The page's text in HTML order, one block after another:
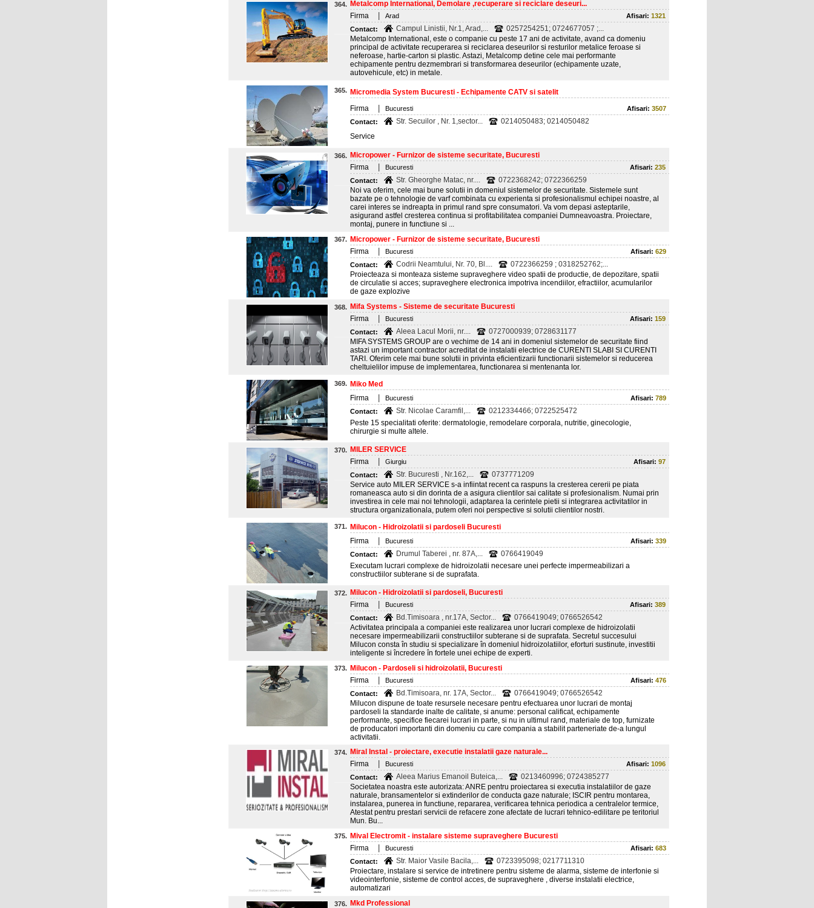
364. Metalcomp International, Demolare ,recuperare si reciclare deseuri...
Firma
Arad Afisari: 1321
Contact:
Campul Linistii, Nr.1, Arad,...
0257254251; 0724677057 ;...
Metalcomp International, este o companie cu peste 17 ani de activitate, avand ca domeniu
principal de activitate recuperarea si reciclarea deseurilor si resturilor metalice feroase si
neferoase, hartie-carton si plastic. Astazi, Metalcomp detine cele mai performante
echipamente pentru dezmembrari si transformarea deseurilor (echipamente uzate,
autovehicule, etc) in metale.
365. Micromedia System Bucuresti - Echipamente CATV si satelit
Firma
Bucuresti Afisari: 3507
Contact:
Str. Secuilor , Nr. 1,sector...
0214050483; 0214050482
Service
366. Micropower - Furnizor de sisteme securitate, Bucuresti
Firma
Bucuresti Afisari: 235
Contact:
Str. Gheorghe Matac, nr....
0722368242; 0722366259
Noi va oferim, cele mai bune solutii in domeniul sistemelor de securitate. Sistemele sunt
bazate pe o tehnologie de varf combinata cu experienta si profesionalismul echipei noastre, al
carei interes se indreapta in primul rand spre consumatori. Va vom depasi asteptarile,
asigurand astfel cresterea continua si profitabilitatea companiei Dumneavoastra. Proiectare,
montaj, punere in functiune si ...
367. Micropower - Furnizor de sisteme securitate, Bucuresti
Firma
Bucuresti Afisari: 629
Contact:
Codrii Neamtului, Nr. 70, Bl....
0722366259 ; 0318252762;...
Proiecteaza si monteaza sisteme supraveghere video spatii de productie, de depozitare, spatii
de circulatie si acces; supraveghere electronica impotriva incendiilor, efractiilor, acumularilor
de gaze explozive
368. Mifa Systems - Sisteme de securitate Bucuresti
Firma
Bucuresti Afisari: 159
Contact:
Aleea Lacul Morii, nr....
0727000939; 0728631177
MIFA SYSTEMS GROUP are o vechime de 14 ani in domeniul sistemelor de securitate fiind
astazi un important contractor acreditat de instalatii electrice de CURENTI SLABI SI CURENTI
TARI. Oferim cele mai bune solutii in privinta eficientizarii functionarii sistemelor si reducerea
cheltuielilor impuse de implementarea, functionarea si mentenanta lor.
369. Miko Med
Firma
Bucuresti Afisari: 789
Contact:
Str. Nicolae Caramfil,...
0212334466; 0722525472
Peste 15 specialitati oferite: dermatologie, remodelare corporala, nutritie, ginecologie,
chirurgie si multe altele.
370. MILER SERVICE
Firma
Giurgiu Afisari: 97
Contact:
Str. Bucuresti , Nr.162,...
0737771209
Service auto MILER SERVICE s-a infiintat recent ca raspuns la cresterea cererii pe piata
romaneasca auto si din dorinta de a asigura clientilor sai calitate si profesionalism. Numai prin
investirea in cele mai noi tehnologii, adaptarea la cerintele pietii si integrarea activitatilor in
structura organizationala, putem oferi noi perspective si solutii clientilor nostri.
371. Milucon - Hidroizolatii si pardoseli Bucuresti
Firma
Bucuresti Afisari: 339
Contact:
Drumul Taberei , nr. 87A,...
0766419049
Executam lucrari complexe de hidroizolatii necesare unei perfecte impermeabilizari a
constructiilor subterane si de suprafata.
372. Milucon - Hidroizolatii si pardoseli, Bucuresti
Firma
Bucuresti Afisari: 389
Contact:
Bd.Timisoara , nr.17A, Sector...
0766419049; 0766526542
Activitatea principala a companiei este realizarea unor lucrari complexe de hidroizolatii
necesare impermeabilizarii constructiilor subterane si de suprafata. Secretul succesului
Milucon consta în studiu si specializare în domeniul hidroizolatiilor, eforturi sustinute, investitii
inteligente si încredere în fortele unei echipe de experti.
373. Milucon - Pardoseli si hidroizolatii, Bucuresti
Firma
Bucuresti Afisari: 476
Contact:
Bd.Timisoara, nr. 17A, Sector...
0766419049; 0766526542
Milucon dispune de toate resursele necesare pentru efectuarea unor lucrari de montaj
pardoseli la standarde inalte de calitate, si anume: personal calificat, echipamente
performante, specifice fiecarei lucrari in parte, si nu in ultimul rand, materiale de top, furnizate
de producatori importanti din domeniu cu care compania a stabilit parteneriate de-a lungul
activitatii.
374. Miral Instal - proiectare, executie instalatii gaze naturale...
Firma
Bucuresti Afisari: 1096
Contact:
Aleea Marius Emanoil Buteica,...
0213460996; 0724385277
Societatea noastra este autorizata: ANRE pentru proiectarea si executia instalatiilor de gaze
naturale, bransamentelor si extinderilor de conducta gaze naturale; ISCIR pentru montarea,
instalarea, punerea in functiune, repararea, verificarea tehnica periodica a centralelor termice,
Atestat pentru prestari servicii de refacere zone afectate de lucrari tehnico-edilitare pe teritoriul
Mun. Bu...
375. Mival Electromit - instalare sisteme supraveghere Bucuresti
Firma
Bucuresti Afisari: 683
Contact:
Str. Maior Vasile Bacila,...
0723395098; 0217711310
Proiectare, instalare si service de intretinere pentru sisteme de alarma, sisteme de interfonie si
videointerfonie, sisteme de control acces, de supraveghere , diverse instalatii electrice,
automatizari
376. Mkd Professional